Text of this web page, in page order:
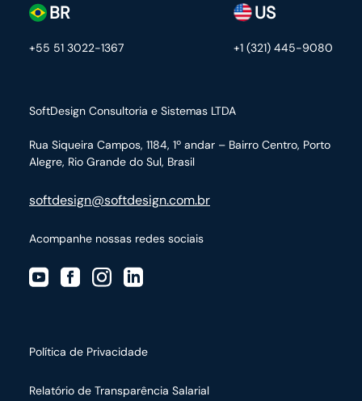
SoftDesign Consultoria e Sistemas LTDA
Rua Siqueira Campos, 1184, 1º andar – Bairro Centro, Porto
Alegre, Rio Grande do Sul, Brasil
softdesign@softdesign.com.br
BR
+55 51 3022-1367
US
+1 (321) 445-9080
Acompanhe nossas redes sociais
Política de Privacidade
Relatório de Transparência Salarial